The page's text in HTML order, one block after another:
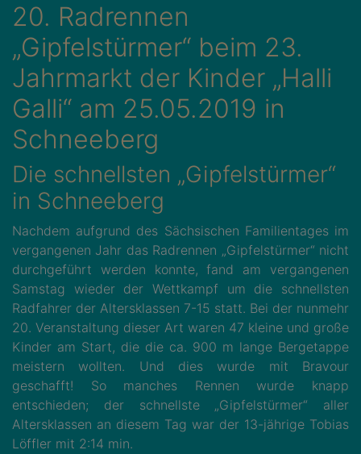
20. Radrennen
„Gipfelstürmer“ beim 23.
Jahrmarkt der Kinder „Halli
Galli“ am 25.05.2019 in
Schneeberg
Die schnellsten „Gipfelstürmer“
in Schneeberg
Nachdem aufgrund des Sächsischen Familientages im
vergangenen Jahr das Radrennen „Gipfelstürmer“ nicht
durchgeführt werden konnte, fand am vergangenen
Samstag wieder der Wettkampf um die schnellsten
Radfahrer der Altersklassen 7-15 statt. Bei der nunmehr
20. Veranstaltung dieser Art waren 47 kleine und große
Kinder am Start, die die ca. 900 m lange Bergetappe
meistern wollten. Und dies wurde mit Bravour
geschafft! So manches Rennen wurde knapp
entschieden; der schnellste „Gipfelstürmer“ aller
Altersklassen an diesem Tag war der 13-jährige Tobias
Löffler mit 2:14 min.